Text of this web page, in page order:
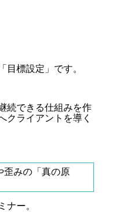
目標設定」です。
続できる仕組みを作
クライアントを導く
歪みの「真の原
ナー。